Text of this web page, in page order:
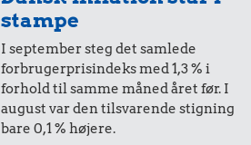
10 øre
i 1981
= 0,31,-
i 2025
stampe
I september steg det samlede
forbrugerprisindeks med 1,3 % i
forhold til samme måned året før. I
august var den tilsvarende stigning
bare 0,1 % højere.